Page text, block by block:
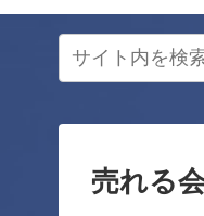
売れる